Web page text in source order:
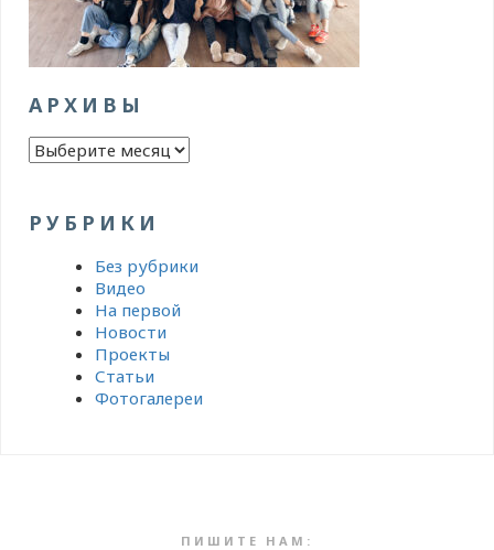
АРХИВЫ
Архивы
РУБРИКИ
Без рубрики
Видео
На первой
Новости
Проекты
Статьи
Фотогалереи
ПИШИТЕ НАМ: